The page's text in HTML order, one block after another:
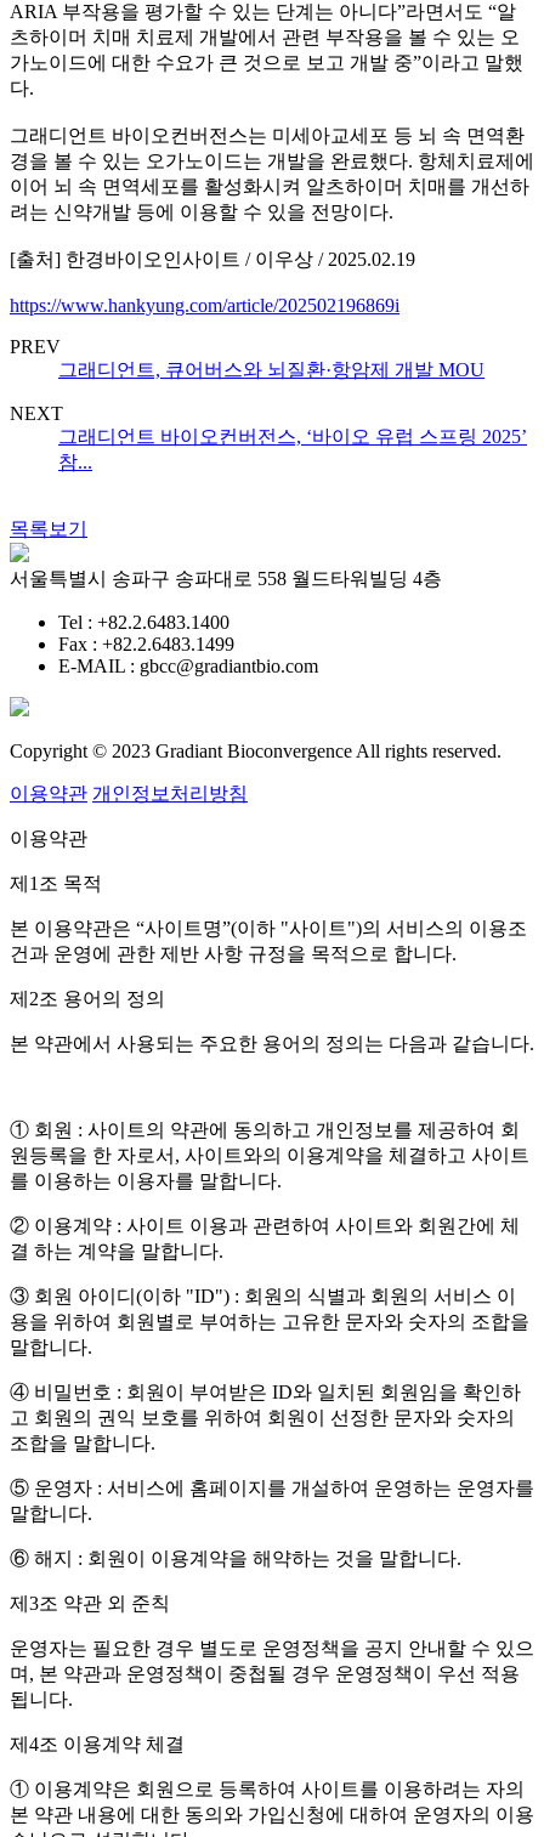
ARIA 부작용을 평가할 수 있는 단계는 아니다”라면서도 “알
츠하이머 치매 치료제 개발에서 관련 부작용을 볼 수 있는 오
가노이드에 대한 수요가 큰 것으로 보고 개발 중”이라고 말했
다.
그래디언트 바이오컨버전스는 미세아교세포 등 뇌 속 면역환
경을 볼 수 있는 오가노이드는 개발을 완료했다. 항체치료제에
이어 뇌 속 면역세포를 활성화시켜 알츠하이머 치매를 개선하
려는 신약개발 등에 이용할 수 있을 전망이다.
[출처] 한경바이오인사이트 / 이우상 / 2025.02.19
https://www.hankyung.com/article/202502196869i
PREV
그래디언트, 큐어버스와 뇌질환·항암제 개발 MOU
NEXT
그래디언트 바이오컨버전스, ‘바이오 유럽 스프링 2025’
참...
목록보기
서울특별시 송파구 송파대로 558 월드타워빌딩 4층
Tel : +82.2.6483.1400
Fax : +82.2.6483.1499
E-MAIL : gbcc@gradiantbio.com
Copyright © 2023 Gradiant Bioconvergence All rights reserved.
이용약관 개인정보처리방침
이용약관
제1조 목적
본 이용약관은 “사이트명”(이하 "사이트")의 서비스의 이용조
건과 운영에 관한 제반 사항 규정을 목적으로 합니다.
제2조 용어의 정의
본 약관에서 사용되는 주요한 용어의 정의는 다음과 같습니다.
① 회원 : 사이트의 약관에 동의하고 개인정보를 제공하여 회
원등록을 한 자로서, 사이트와의 이용계약을 체결하고 사이트
를 이용하는 이용자를 말합니다.
② 이용계약 : 사이트 이용과 관련하여 사이트와 회원간에 체
결 하는 계약을 말합니다.
③ 회원 아이디(이하 "ID") : 회원의 식별과 회원의 서비스 이
용을 위하여 회원별로 부여하는 고유한 문자와 숫자의 조합을
말합니다.
④ 비밀번호 : 회원이 부여받은 ID와 일치된 회원임을 확인하
고 회원의 권익 보호를 위하여 회원이 선정한 문자와 숫자의
조합을 말합니다.
⑤ 운영자 : 서비스에 홈페이지를 개설하여 운영하는 운영자를
말합니다.
⑥ 해지 : 회원이 이용계약을 해약하는 것을 말합니다.
제3조 약관 외 준칙
운영자는 필요한 경우 별도로 운영정책을 공지 안내할 수 있으
며, 본 약관과 운영정책이 중첩될 경우 운영정책이 우선 적용
됩니다.
제4조 이용계약 체결
① 이용계약은 회원으로 등록하여 사이트를 이용하려는 자의
본 약관 내용에 대한 동의와 가입신청에 대하여 운영자의 이용